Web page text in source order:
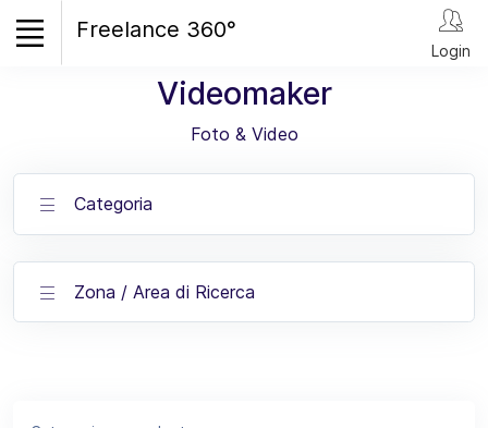
Freelance 360°
Login
Videomaker
Foto & Video
Categoria
Zona / Area di Ricerca